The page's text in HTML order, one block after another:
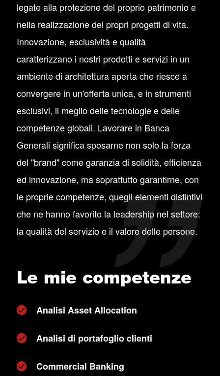
legate alla protezione del proprio patrimonio e
nella realizzazione dei propri progetti di vita.
Innovazione, esclusività e qualità
caratterizzano i nostri prodotti e servizi in un
ambiente di architettura aperta che riesce a
convergere in un'offerta unica, e in strumenti
esclusivi, il meglio delle tecnologie e delle
competenze globali. Lavorare in Banca
Generali significa sposarne non solo la forza
del "brand" come garanzia di solidità, efficienza
ed innovazione, ma soprattutto garantirne, con
le proprie competenze, quegli elementi distintivi
che ne hanno favorito la leadership nel settore:
la qualità del servizio e il valore delle persone.
Le mie competenze
Analisi Asset Allocation
Analisi di portafoglio clienti
Commercial Banking